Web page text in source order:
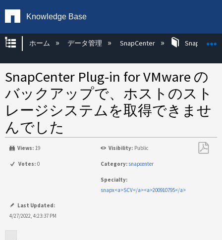
Knowledge Base
グローバル階層を展開/折りたたむ
ホーム データ管理 SnapCenter SnapCenter
SnapCenter Plug-in for VMware の
バックアップで、ホストのスト
レージシステムを取得できませ
んでした
Views: 19 Visibility: Public
Votes: 0 Category: snapcenter
Specialty:
snapx<a>SCV</a><a>200910795</a>
Last Updated:
4/27/2022, 4:23:37 PM